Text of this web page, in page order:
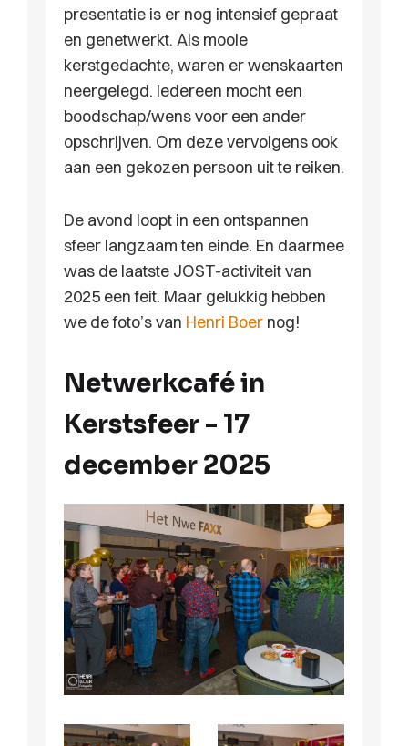
presentatie is er nog intensief gepraat
en genetwerkt. Als mooie
kerstgedachte, waren er wenskaarten
neergelegd. Iedereen mocht een
boodschap/wens voor een ander
opschrijven. Om deze vervolgens ook
aan een gekozen persoon uit te reiken.
De avond loopt in een ontspannen
sfeer langzaam ten einde. En daarmee
was de laatste JOST-activiteit van
2025 een feit. Maar gelukkig hebben
we de foto’s van Henri Boer nog!
Netwerkcafé in
Kerstsfeer - 17
december 2025